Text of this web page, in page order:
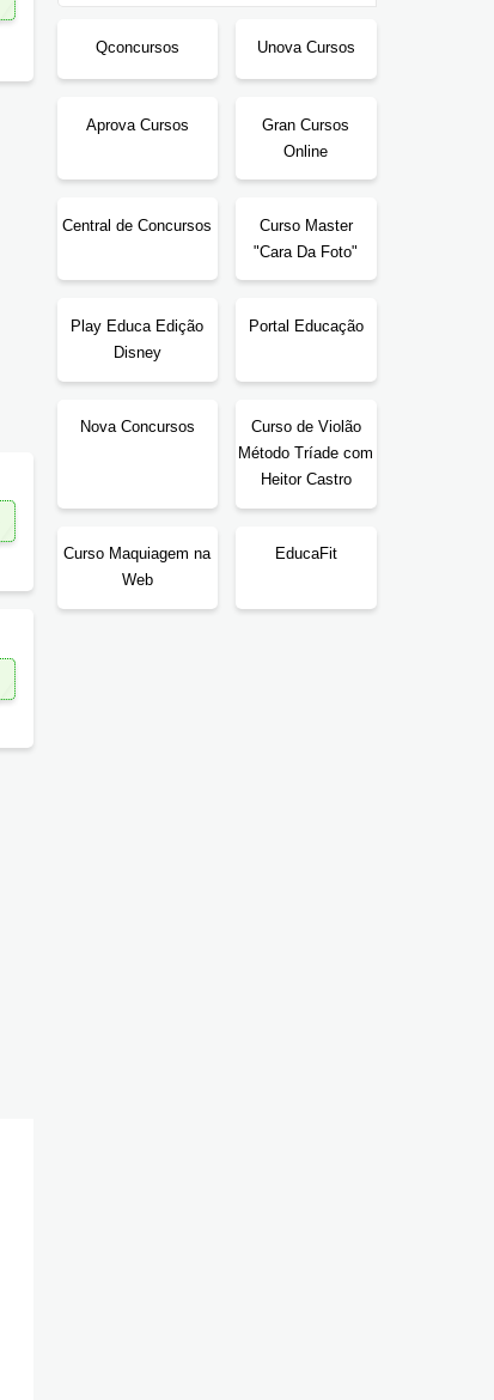
Qconcursos Unova Cursos
Aprova Cursos
Gran Cursos
Online
Central de Concursos
Curso Master
"Cara Da Foto"
Play Educa Edição
Disney
Portal Educação
Nova Concursos
Curso de Violão
Método Tríade com
Heitor Castro
Curso Maquiagem na
Web
EducaFit